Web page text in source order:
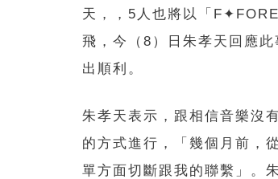
天，，5人也將以「
飛，今（8）日朱孝天回應
出順利。
朱孝天表示，跟相信音樂沒
的方式進行，「幾個月前，
單方面切斷跟我的聯繫」。